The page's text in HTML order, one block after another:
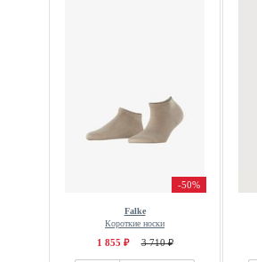
-50%
Falke
Короткие носки
1 855 ₽ 3 710 ₽